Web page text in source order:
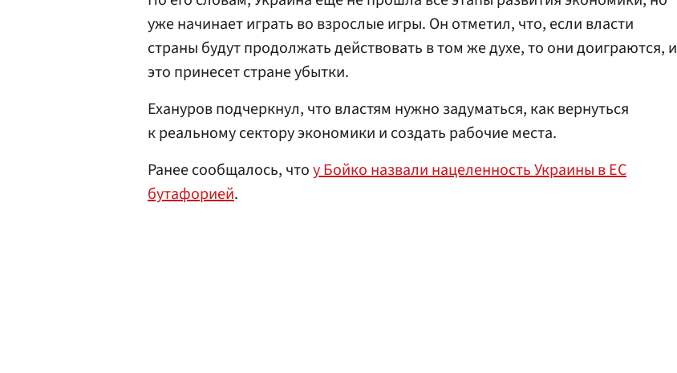
уже начинает играть во взрослые игры. Он отметил, что, если власти
страны будут продолжать действовать в том же духе, то они доиграются, и
это принесет стране убытки.
Ехануров подчеркнул, что властям нужно задуматься, как вернуться
к реальному сектору экономики и создать рабочие места.
Ранее сообщалось, чтоу Бойко назвали нацеленность Украины в ЕС
бутафорией.